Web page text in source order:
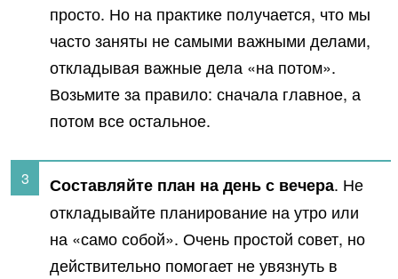
просто. Но на практике получается, что мы
часто заняты не самыми важными делами,
откладывая важные дела «на потом».
Возьмите за правило: сначала главное, а
потом все остальное.
Составляйте план на день с вечера. Не
откладывайте планирование на утро или
на «само собой». Очень простой совет, но
действительно помогает не увязнуть в